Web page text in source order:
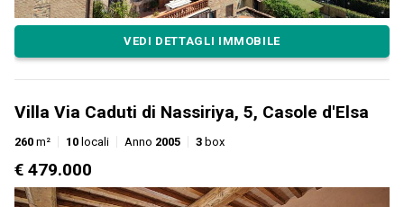
VEDI DETTAGLI IMMOBILE
Villa Via Caduti di Nassiriya, 5, Casole d'Elsa
260 m² 10 locali Anno 2005 3 box
€ 479.000